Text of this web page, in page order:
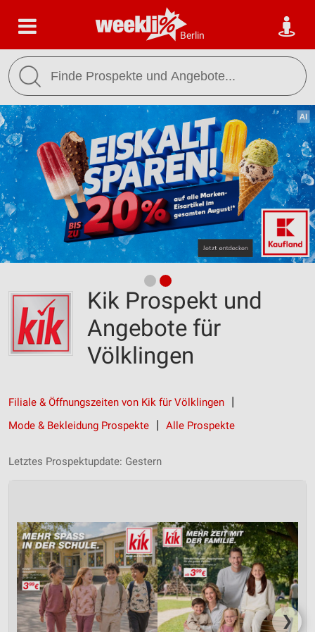
Berlin
Kik Prospekt und
Angebote für
Völklingen
Filiale & Öffnungszeiten von Kik für Völklingen
Mode & Bekleidung Prospekte
Alle Prospekte
Letztes Prospektupdate: Gestern
❯